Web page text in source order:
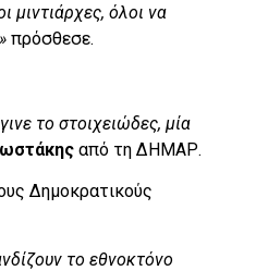
μιντιάρχες, όλοι να
πρόσθεσε.
το στοιχειώδες, μία
από τη ΔΗΜΑΡ.
Δημοκρατικούς
το εθνοκτόνο